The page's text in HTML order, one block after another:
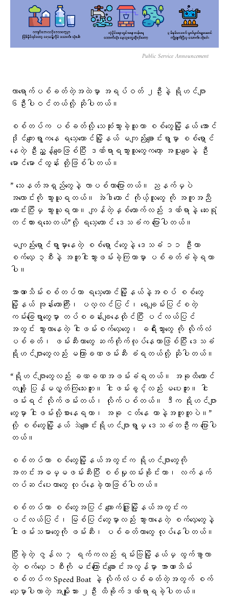
Public Service Announcement
လာရောက်ပစ်ခတ်တဲ့အထဲမှာ အရပ်ဝတ် ၂ဦးနဲ့ ရိုဟင်ဂျာ
၆ဦးပါဝင်တယ်လို့ ဆိုပါတယ်။
စစ်တပ်က ပစ်ခတ်လို့ သေဆုံးသွားခဲ့သူဟာ စစ်တွေမြို့နယ် အောင်
ဒိုင်ကျေးရွာကနေ ရသေ့တောင်မြို့နယ် မကျည်းချောင်းရွာမှာ စစ်ရှောင်
နေတဲ့ ဦးညွှန့်ချေဖြစ်ပြီး ဒဏ်ရာရသွားသူတွေကတော့ အပူးချေနဲ့ ဦး
မောင်မောင်ထွန်း တို့ဖြစ်ပါတယ်။
” သေနတ်အရှည်တွေနဲ့ လာပစ်တာပြောတယ်။ ညနက်မှပဲ
အလောင်းကို သွားယူရတယ်။ အဲဒါတောင် ကိုယ့်လူတွေ ကို အကူအညီ
တောင်းပြီးမှ သွားယူရတာ။ ကျန်တဲ့နှစ်ယောက်လည်း ဒဏ်ရာနဲ့ ဆေးရုံ
တင်ထားရသေးတယ်”လို့ ရသေ့တောင် ဒေသခံက ပြောပါတယ်။
မကျည်းရှောင်ရွာမှာနေတဲ့ စစ်ရှောင်တွေနဲ့ ဒေသခံ ၁၁ ဦးဟာ
စက်လှေ ၃စီးနဲ့ အတူငါးသွားဖမ်းခဲ့ကြတာမှာ ပစ်ခတ်ခံခဲ့ရတာ
ပါ။
အာဏာသိမ်းစစ်တပ်ဟာ ရသေ့တောင်မြို့နယ်နဲ့အစပ် စစ်တွေ
မြို့နယ် အုန်းတောကြီး၊ ပလ္လင်ပြင်၊ ရေချမ်းပြင်စတဲ့
ကမ်းခြေရွာတွေမှာ တပ်စခန်းချနေထိုင်ပြီး ပင်လယ်ပြင်
အတွင်း သွားလာနေတဲ့ ငါးဖမ်းစက်လှေတွေ၊ ခရီးသွားတွေ ကို လိုက်လံ
ပစ်ခတ်၊ ဖမ်းဆီးတာတွေ ဆက်တိုက်လုပ်နေတာဖြစ်ပြီး ဒေသခံ
ရိုဟင်ဂျာတွေလည်း မကြာခဏဖမ်းဆီး ခံရတယ်လို့ ဆိုပါတယ်။
“ရိုဟင်ဂျာတွေလည်း ခဏခဏအဖမ်းခံရတယ်။ အခုထိတောင်
တချို့ ပြန်မလွှတ်ကြသေးဘူး။ ငါးဖမ်းခွင့်လည်း မပေးဘူး။ ငါး
ဖမ်းရင် လိုက်ဖမ်းတယ်၊ လိုက်ပစ်တယ်။ ဒီက ရိုဟင်ဂျာ
တွေမှာ ငါးဖမ်းလို့စားနေရတာ၊ အခု ငတ်နေ တာနဲ့အတူတူပဲ။”
လို့ စစ်တွေမြို့နယ် သဲချောင်းရိုဟင်ဂျာရွာမှ ဒေသခံတဦးက ပြောပါ
တယ်။
စစ်တပ်ဟာ စစ်တွေမြို့နယ်အတွင်းက ရိုဟင်ဂျာတွေကို
အတင်းအဓမ္မဖမ်းဆီးပြီး စစ်မှုထမ်းခိုင်းတာ၊ လက်နက်
တပ်ဆင်ပေးတာတွေ လုပ်နေခဲ့တာဖြစ်ပါတယ်။
စစ်တပ်ဟာ စစ်တွေအပြင် ကျောက်ဖြူမြို့နယ်အတွင်းက
ပင်လယ်ပြင်၊ မြစ်ပြင်တွေမှာလည်း သွားလာနေတဲ့ စက်လှေတွေနဲ့
ငါးဖမ်းသမားတွေကို ဖမ်းဆီး၊ ပစ်ခတ်တာတွေ လုပ်နေပါတယ်။
ပြီးခဲ့တဲ့ ဇွန်လ ၇ ရက်ကလည်း ရမ်းဗြဲမြို့နယ်မှ ထွက်ခွာလာ
တဲ့ စက်လှေ ၁စီးကို မင်းကြောင်းချောင်းအလွန်မှာ အာဏာသိမ်း
စစ်တပ်က Speed Boat နဲ့ လိုက်လံပစ်ခတ်တဲ့အတွက် စက်
လှေမှာပါလာတဲ့ အမျိုးသား ၂ဦး ထိခိုက်ဒဏ်ရာရခဲ့ပါတယ်။